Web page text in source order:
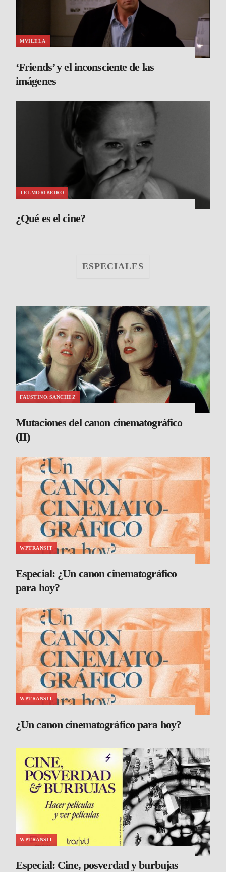
MVILELA
‘Friends’ y el inconsciente de las
imágenes
TELMORIBEIRO
¿Qué es el cine?
ESPECIALES
FAUSTINO.SANCHEZ
Mutaciones del canon cinematográfico
(II)
WPTRANSIT
Especial: ¿Un canon cinematográfico
para hoy?
WPTRANSIT
¿Un canon cinematográfico para hoy?
WPTRANSIT
Especial: Cine, posverdad y burbujas